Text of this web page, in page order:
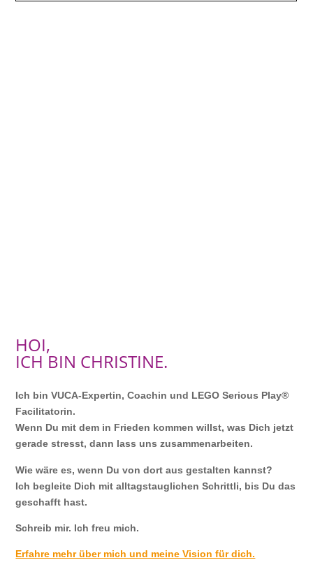
HOI,
ICH BIN CHRISTINE.
Ich bin VUCA-Expertin, Coachin und LEGO Serious Play®
Facilitatorin.
Wenn Du mit dem in Frieden kommen willst, was Dich jetzt
gerade stresst, dann lass uns zusammenarbeiten.
Wie wäre es, wenn Du von dort aus gestalten kannst?
Ich begleite Dich mit alltagstauglichen Schrittli, bis Du das
geschafft hast.
Schreib mir. Ich freu mich.
Erfahre mehr über mich und meine Vision für dich.